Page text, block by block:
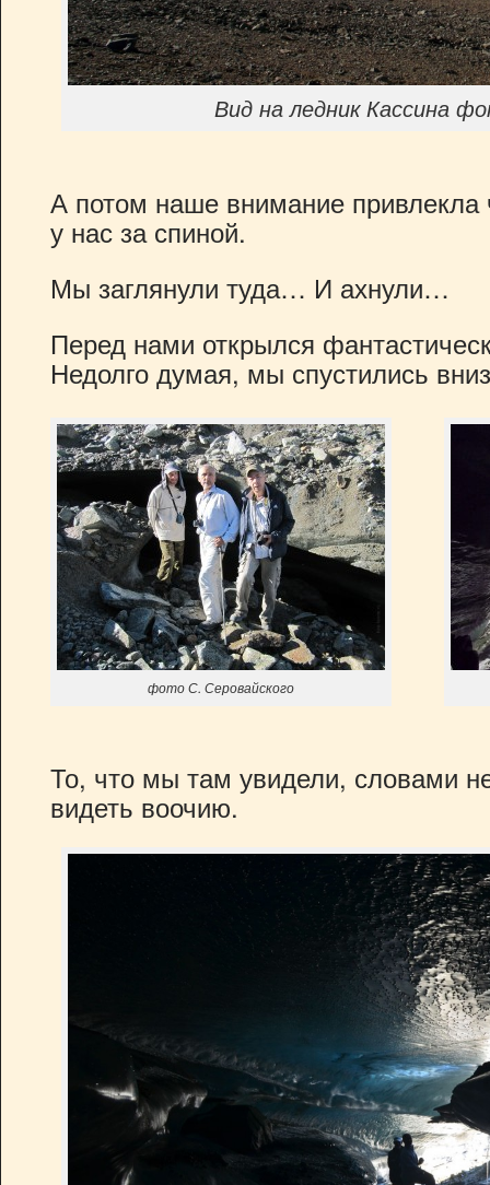
Вид на ледник Кассина
А потом наше внимание
у нас за спиной.
Мы заглянули туда… И ахнули…
Перед нами открылся
Недолго думая, мы спустились
фото С. Серовайского
То, что мы там увидели, словами
видеть воочию.